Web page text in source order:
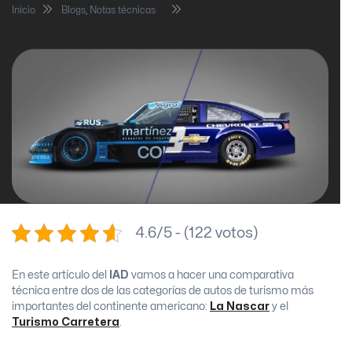
Inicio Blogs, Notas técnicas
4.6/5 - (122 votos)
En este artículo del IAD vamos a hacer una comparativa
técnica entre dos de las categorías de autos de turismo más
importantes del continente americano: La Nascar y el
Turismo Carretera